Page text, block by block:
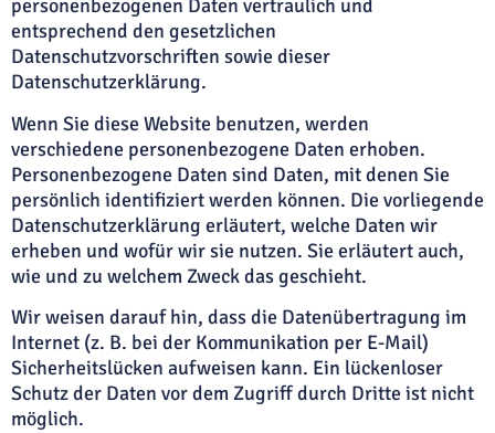
personenbezogenen Daten vertraulich und
entsprechend den gesetzlichen
Datenschutzvorschriften sowie dieser
Datenschutzerklärung.
Wenn Sie diese Website benutzen, werden
verschiedene personenbezogene Daten erhoben.
Personenbezogene Daten sind Daten, mit denen Sie
persönlich identifiziert werden können. Die vorliegende
Datenschutzerklärung erläutert, welche Daten wir
erheben und wofür wir sie nutzen. Sie erläutert auch,
wie und zu welchem Zweck das geschieht.
Wir weisen darauf hin, dass die Datenübertragung im
Internet (z. B. bei der Kommunikation per E-Mail)
Sicherheitslücken aufweisen kann. Ein lückenloser
Schutz der Daten vor dem Zugriff durch Dritte ist nicht
möglich.